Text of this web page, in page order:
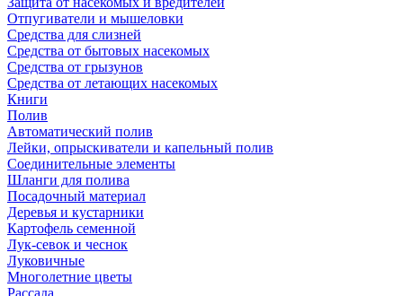
Отпугиватели и мышеловки
Средства для слизней
Средства от бытовых насекомых
Средства от грызунов
Средства от летающих насекомых
Книги
Полив
Автоматический полив
Лейки, опрыскиватели и капельный полив
Соединительные элементы
Шланги для полива
Посадочный материал
Деревья и кустарники
Картофель семенной
Лук-севок и чеснок
Луковичные
Многолетние цветы
Рассада